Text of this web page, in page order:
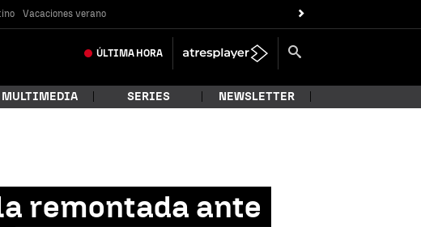
Vacaciones verano
ÚLTIMA HORA
MULTIMEDIA SERIES NEWSLETTER
remontada ante